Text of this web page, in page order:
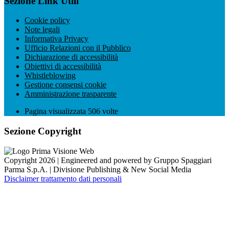
Cookie policy
Note legali
Informativa Privacy
Ufficio Relazioni con il Pubblico
Dichiarazione di accessibilità
Obiettivi di accessibilità
Whistleblowing
Gestione consensi cookie
Amministrazione trasparente
Pagina visualizzata 506 volte
Sezione Copyright
Copyright 2026 | Engineered and powered by Gruppo Spaggiari
Parma S.p.A. | Divisione Publishing & New Social Media
Disclaimer trattamento dati personali